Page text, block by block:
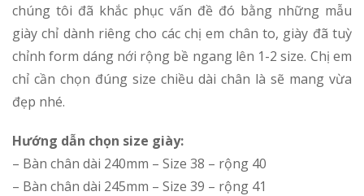
chúng tôi đã khắc phục vấn đề đó bằng những mẫu
giày chỉ dành riêng cho các chị em chân to, giày đã tuỳ
chỉnh form dáng nới rộng bề ngang lên 1-2 size. Chị em
chỉ cần chọn đúng size chiều dài chân là sẽ mang vừa
đẹp nhé.
Hướng dẫn chọn size giày:
– Bàn chân dài 240mm – Size 38 – rộng 40
– Bàn chân dài 245mm – Size 39 – rộng 41